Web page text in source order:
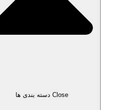
Close دسته بندی ها